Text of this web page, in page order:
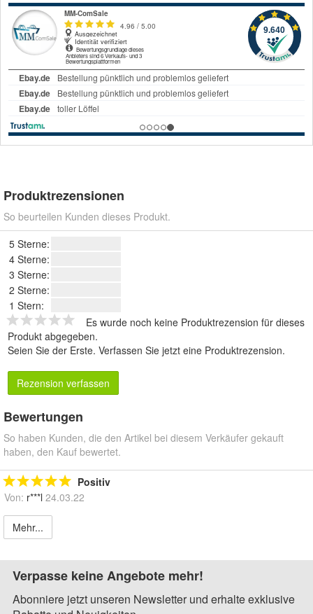
Produktrezensionen
So beurteilen Kunden dieses Produkt.
5 Sterne:
4 Sterne:
3 Sterne:
2 Sterne:
1 Stern:
Es wurde noch keine Produktrezension für dieses
Produkt abgegeben.
Seien Sie der Erste. Verfassen Sie jetzt eine Produktrezension.
Rezension verfassen
Bewertungen
So haben Kunden, die den Artikel bei diesem Verkäufer gekauft
haben, den Kauf bewertet.
Positiv
Von: r***l 24.03.22
Mehr...
Verpasse keine Angebote mehr!
Abonniere jetzt unseren Newsletter und erhalte exklusive